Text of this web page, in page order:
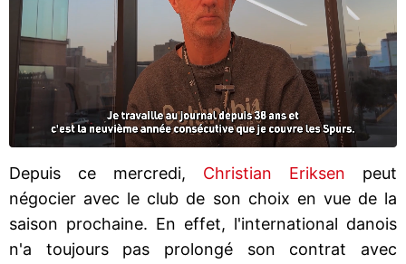
Depuis ce mercredi, Christian Eriksen peut
négocier avec le club de son choix en vue de la
saison prochaine. En effet, l'international danois
n'a toujours pas prolongé son contrat avec